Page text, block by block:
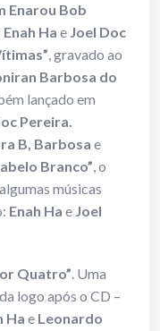
Enarou Bob
Enah Ha e Joel Doc
, gravado ao
Barbosa do
lançado em
Pereira.
B, Barbosa e
Branco”, o
músicas
Enah Ha e Joel
Quatro”. Uma
logo após o CD –
Ha e Leonardo